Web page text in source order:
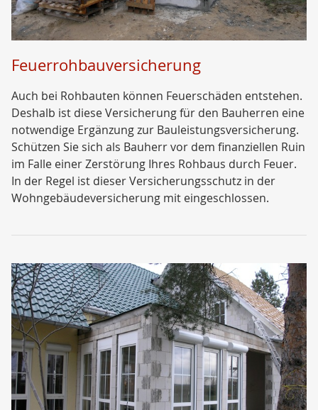
Feuerrohbauversicherung
Auch bei Rohbauten können Feuerschäden entstehen.
Deshalb ist diese Versicherung für den Bauherren eine
notwendige Ergänzung zur Bauleistungsversicherung.
Schützen Sie sich als Bauherr vor dem finanziellen Ruin
im Falle einer Zerstörung Ihres Rohbaus durch Feuer.
In der Regel ist dieser Versicherungsschutz in der
Wohngebäudeversicherung mit eingeschlossen.